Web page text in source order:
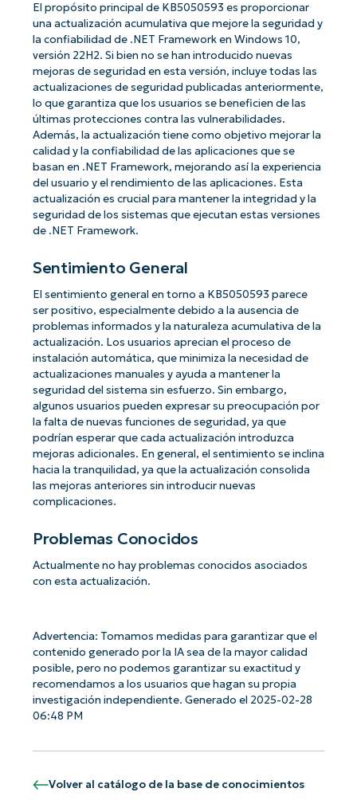
El propósito principal de KB5050593 es proporcionar
una actualización acumulativa que mejore la seguridad y
la confiabilidad de .NET Framework en Windows 10,
versión 22H2. Si bien no se han introducido nuevas
mejoras de seguridad en esta versión, incluye todas las
actualizaciones de seguridad publicadas anteriormente,
lo que garantiza que los usuarios se beneficien de las
últimas protecciones contra las vulnerabilidades.
Además, la actualización tiene como objetivo mejorar la
calidad y la confiabilidad de las aplicaciones que se
basan en .NET Framework, mejorando así la experiencia
del usuario y el rendimiento de las aplicaciones. Esta
actualización es crucial para mantener la integridad y la
seguridad de los sistemas que ejecutan estas versiones
de .NET Framework.
Sentimiento General
El sentimiento general en torno a KB5050593 parece
ser positivo, especialmente debido a la ausencia de
problemas informados y la naturaleza acumulativa de la
actualización. Los usuarios aprecian el proceso de
instalación automática, que minimiza la necesidad de
actualizaciones manuales y ayuda a mantener la
seguridad del sistema sin esfuerzo. Sin embargo,
algunos usuarios pueden expresar su preocupación por
la falta de nuevas funciones de seguridad, ya que
podrían esperar que cada actualización introduzca
mejoras adicionales. En general, el sentimiento se inclina
hacia la tranquilidad, ya que la actualización consolida
las mejoras anteriores sin introducir nuevas
complicaciones.
Problemas Conocidos
Actualmente no hay problemas conocidos asociados
con esta actualización.
Advertencia: Tomamos medidas para garantizar que el
contenido generado por la IA sea de la mayor calidad
posible, pero no podemos garantizar su exactitud y
recomendamos a los usuarios que hagan su propia
investigación independiente. Generado el 2025-02-28
06:48 PM
Volver al catálogo de la base de conocimientos